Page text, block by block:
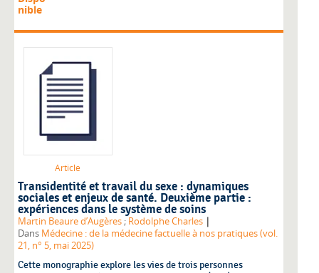
nible
Article
Transidentité et travail du sexe : dynamiques
sociales et enjeux de santé. Deuxième partie :
expériences dans le système de soins
Martin Beaure d’Augères ; Rodolphe Charles |
Dans Médecine : de la médecine factuelle à nos pratiques (vol.
21, n° 5, mai 2025)
Cette monographie explore les vies de trois personnes